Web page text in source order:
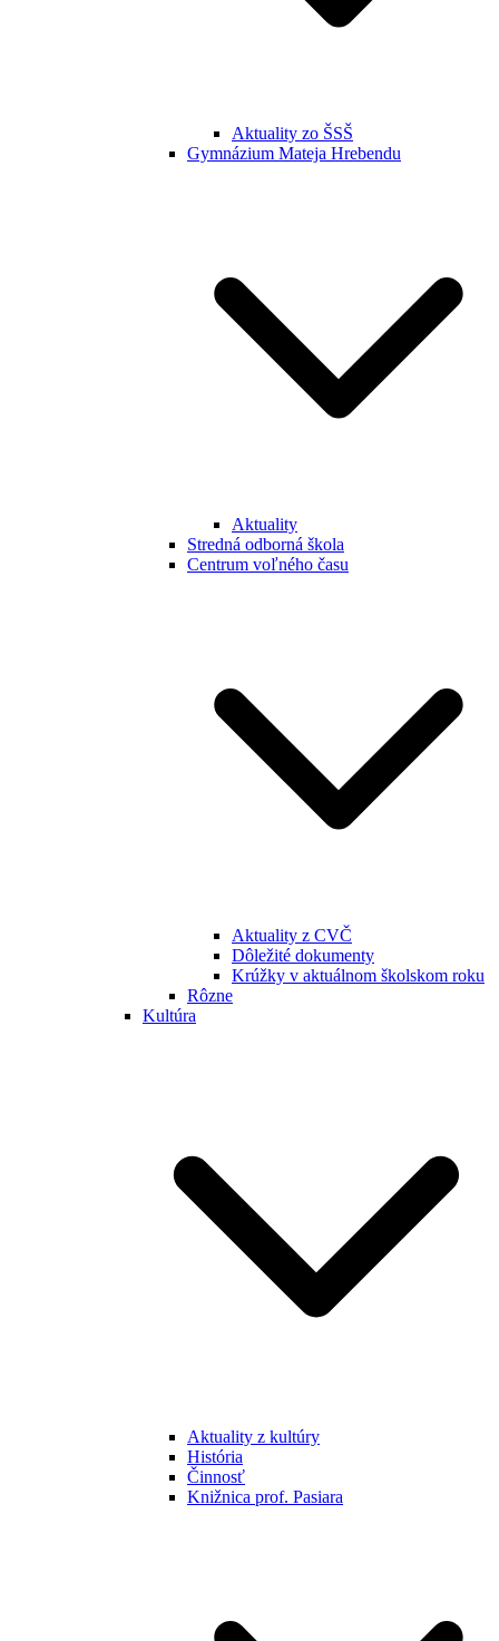
Aktuality zo ŠSŠ
Gymnázium Mateja Hrebendu
Aktuality
Stredná odborná škola
Centrum voľného času
Aktuality z CVČ
Dôležité dokumenty
Krúžky v aktuálnom školskom roku
Rôzne
Kultúra
Aktuality z kultúry
História
Činnosť
Knižnica prof. Pasiara